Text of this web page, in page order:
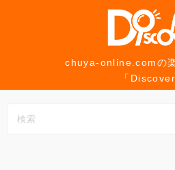
chuya-online.comの
「Discover